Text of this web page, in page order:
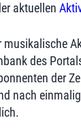
aktuellen
musikalische
des
der
nach